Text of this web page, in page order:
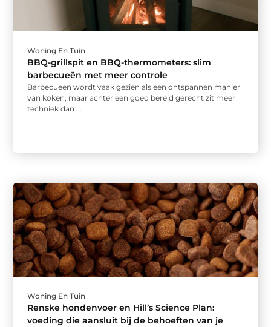
Woning En Tuin
BBQ-grillspit en BBQ-thermometers: slim
barbecueën met meer controle
Barbecueën wordt vaak gezien als een ontspannen manier
van koken, maar achter een goed bereid gerecht zit meer
techniek dan ...
Woning En Tuin
Renske hondenvoer en Hill’s Science Plan:
voeding die aansluit bij de behoeften van je